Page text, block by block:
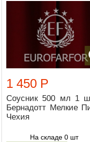
1 450 Р
Соусник 500 мл 1
Бернадотт Мелкие
Чехия
На складе 0 шт